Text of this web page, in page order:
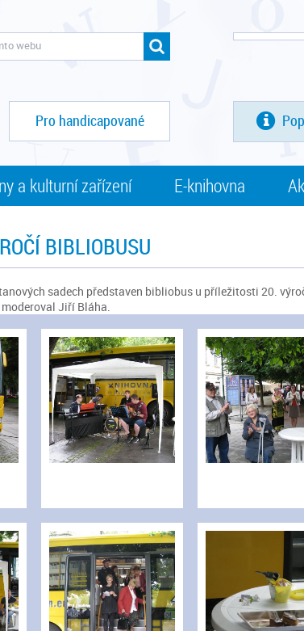
Pro handicapované
a kulturní zařízení E-knihovna
BIBLIOBUSU
sadech představen bibliobus u příležitosti 20.
Jiří Bláha.